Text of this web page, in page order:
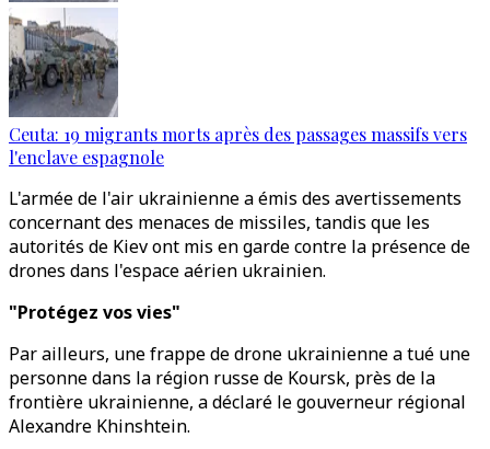
Ceuta: 19 migrants morts après des passages massifs vers
l'enclave espagnole
L'armée de l'air ukrainienne a émis des avertissements
concernant des menaces de missiles, tandis que les
autorités de Kiev ont mis en garde contre la présence de
drones dans l'espace aérien ukrainien.
"Protégez vos vies"
Par ailleurs, une frappe de drone ukrainienne a tué une
personne dans la région russe de Koursk, près de la
frontière ukrainienne, a déclaré le gouverneur régional
Alexandre Khinshtein.